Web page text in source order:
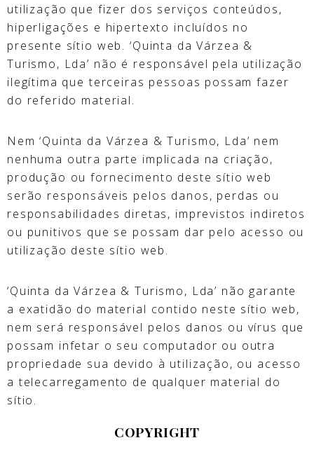
utilização que fizer dos serviços conteúdos,
hiperligações e hipertexto incluídos no
presente sítio web. ‘Quinta da Várzea &
Turismo, Lda’ não é responsável pela utilização
ilegítima que terceiras pessoas possam fazer
do referido material.
Nem ‘Quinta da Várzea & Turismo, Lda’ nem
nenhuma outra parte implicada na criação,
produção ou fornecimento deste sítio web
serão responsáveis pelos danos, perdas ou
responsabilidades diretas, imprevistos indiretos
ou punitivos que se possam dar pelo acesso ou
utilização deste sítio web.
‘Quinta da Várzea & Turismo, Lda’ não garante
a exatidão do material contido neste sítio web,
nem será responsável pelos danos ou vírus que
possam infetar o seu computador ou outra
propriedade sua devido à utilização, ou acesso
a telecarregamento de qualquer material do
sítio.
COPYRIGHT